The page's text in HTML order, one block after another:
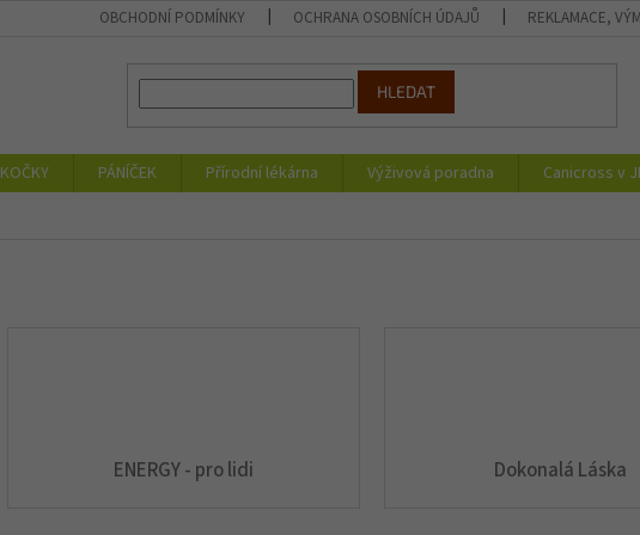
OBCHODNÍ PODMÍNKY OCHRANA OSOBNÍCH ÚDAJŮ REKLAMACE,
HLEDAT
KOČKY PÁNÍČEK Přírodní lékárna Výživová poradna Canicross v
ENERGY - pro lidi Dokonalá Láska